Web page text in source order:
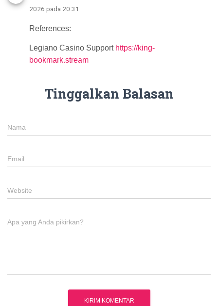
2026 pada 20:31
References:
Legiano Casino Support https://king-
bookmark.stream
Tinggalkan Balasan
Nama
Email
Website
Apa yang Anda pikirkan?